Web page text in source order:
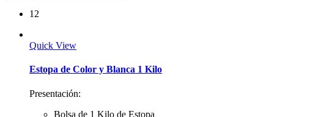
12
Quick View
Estopa de Color y Blanca 1 Kilo
Presentación:
Bolsa de 1 Kilo de Estopa